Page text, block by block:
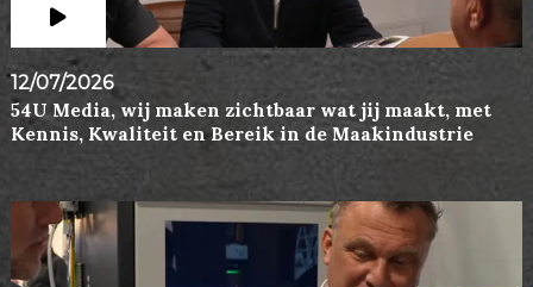
12/07/2026
54U Media, wij maken zichtbaar wat jij maakt, met
Kennis, Kwaliteit en Bereik in de Maakindustrie